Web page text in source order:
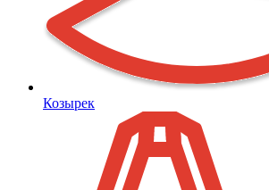
Козырек